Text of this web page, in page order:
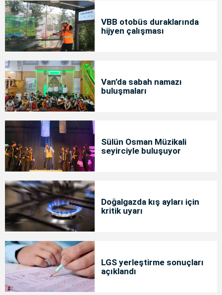
VBB otobüs duraklarında
hijyen çalışması
Van’da sabah namazı
buluşmaları
Sülün Osman Müzikali
seyirciyle buluşuyor
Doğalgazda kış ayları için
kritik uyarı
LGS yerleştirme sonuçları
açıklandı